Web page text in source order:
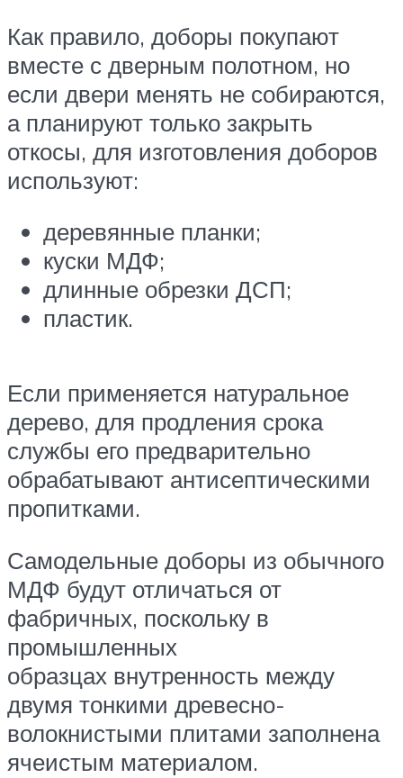
Как правило, доборы покупают
вместе с дверным полотном, но
если двери менять не собираются,
а планируют только закрыть
откосы, для изготовления доборов
используют:
деревянные планки;
куски МДФ;
длинные обрезки ДСП;
пластик.
Если применяется натуральное
дерево, для продления срока
службы его предварительно
обрабатывают антисептическими
пропитками.
Самодельные доборы из обычного
МДФ будут отличаться от
фабричных, поскольку в
промышленных
образцах внутренность между
двумя тонкими древесно-
волокнистыми плитами заполнена
ячеистым материалом.